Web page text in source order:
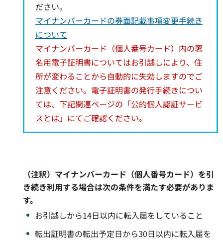
ださい。
マイナンバーカードの券面記載事項変更手続き
について
マイナンバーカード（個人番号カード）内の署
名用電子証明書についてはお引越しにより、住
所が変わることから自動的に失効しますのでご
注意ください。電子証明書の発行手続きについ
ては、下記関連ページの「公的個人認証サービ
スとは」にてご確認ください。
（注釈）マイナンバーカード（個人番号カード）を引
き続き利用する場合は次の条件を満たす必要がありま
す。
お引越しから14日以内に転入届をしていること
転出証明書の転出予定日から30日以内に転入届を